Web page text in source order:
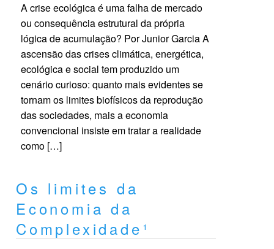
A crise ecológica é uma falha de mercado
ou consequência estrutural da própria
lógica de acumulação? Por Junior Garcia A
ascensão das crises climática, energética,
ecológica e social tem produzido um
cenário curioso: quanto mais evidentes se
tornam os limites biofísicos da reprodução
das sociedades, mais a economia
convencional insiste em tratar a realidade
como […]
Os limites da
Economia da
Complexidade¹